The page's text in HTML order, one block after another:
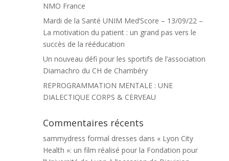
NMO France
Mardi de la Santé UNIM Med’Score – 13/09/22 –
La motivation du patient : un grand pas vers le
succès de la rééducation
Un nouveau défi pour les sportifs de l’association
Diamachro du CH de Chambéry
REPROGRAMMATION MENTALE : UNE
DIALECTIQUE CORPS & CERVEAU
Commentaires récents
sammydress formal dresses dans « Lyon City
Health »: un film réalisé pour la Fondation pour